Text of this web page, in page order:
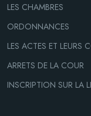
LES CHAMBRES
ORDONNANCES
LES ACTES ET LEURS
ARRETS DE LA COUR
INSCRIPTION SUR LA